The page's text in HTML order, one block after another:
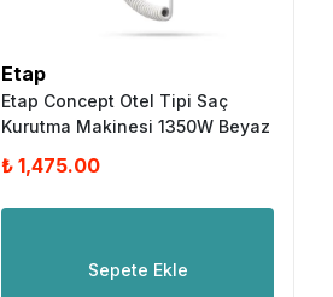
Etap
Etap Concept Otel Tipi Saç
Kurutma Makinesi 1350W Beyaz
₺ 1,475.00
Sepete Ekle